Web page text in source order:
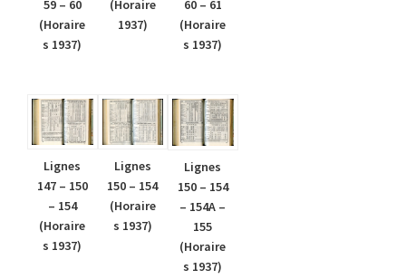
59 – 60
(Horaire
s 1937)
(Horaire
1937)
60 – 61
(Horaire
s 1937)
Lignes
147 – 150
– 154
(Horaire
s 1937)
Lignes
150 – 154
(Horaire
s 1937)
Lignes
150 – 154
– 154A –
155
(Horaire
s 1937)